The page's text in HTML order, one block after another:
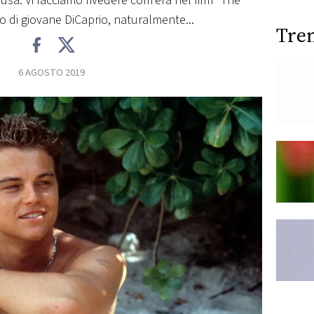
di giovane DiCaprio, naturalmente...
6 AGOSTO 2019